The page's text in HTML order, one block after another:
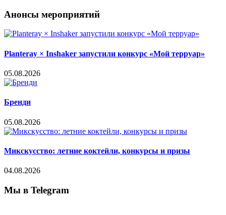
Анонсы мероприятий
Planteray × Inshaker запустили конкурс «Мой терруар»
05.08.2026
Бренди
05.08.2026
Микскусство: летние коктейли, конкурсы и призы
04.08.2026
Мы в Telegram